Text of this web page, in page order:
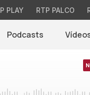
PLAY RTP PALCO
Podcasts